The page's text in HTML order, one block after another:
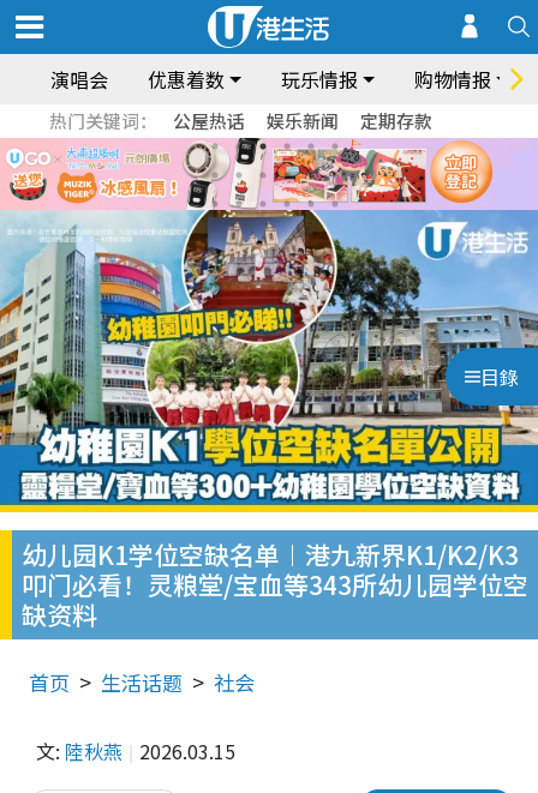
演唱会 优惠着数 玩乐情报 购物情报
热门关键词： 公屋热话 娱乐新闻 定期存款
目錄
幼儿园K1学位空缺名单︱港九新界K1/K2/K3
叩门必看！灵粮堂/宝血等343所幼儿园学位空
缺资料
首页 生活话题 社会
文: 陸秋燕 2026.03.15